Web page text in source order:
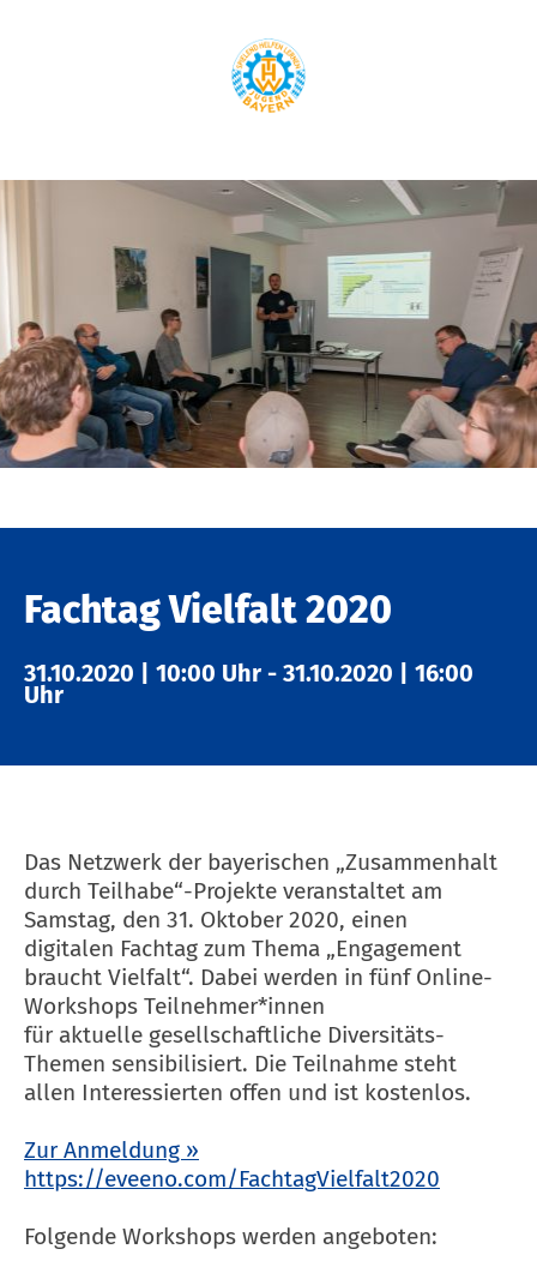
Fachtag Vielfalt 2020
31.10.2020 10:00 Uhr - 31.10.2020 16:00
Uhr
Das Netzwerk der bayerischen „Zusammenhalt
durch Teilhabe“-Projekte veranstaltet am
Samstag, den 31. Oktober 2020, einen
digitalen Fachtag zum Thema „Engagement
braucht Vielfalt“. Dabei werden in fünf Online-
Workshops Teilnehmer*innen
für aktuelle gesellschaftliche Diversitäts-
Themen sensibilisiert. Die Teilnahme steht
allen Interessierten offen und ist kostenlos.
Zur Anmeldung »
https://eveeno.com/FachtagVielfalt2020
Folgende Workshops werden angeboten: